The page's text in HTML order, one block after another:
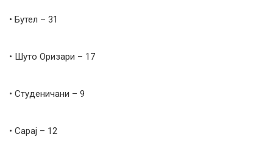
• Бутел – 31
• Шуто Оризари – 17
• Студеничани – 9
• Сарај – 12